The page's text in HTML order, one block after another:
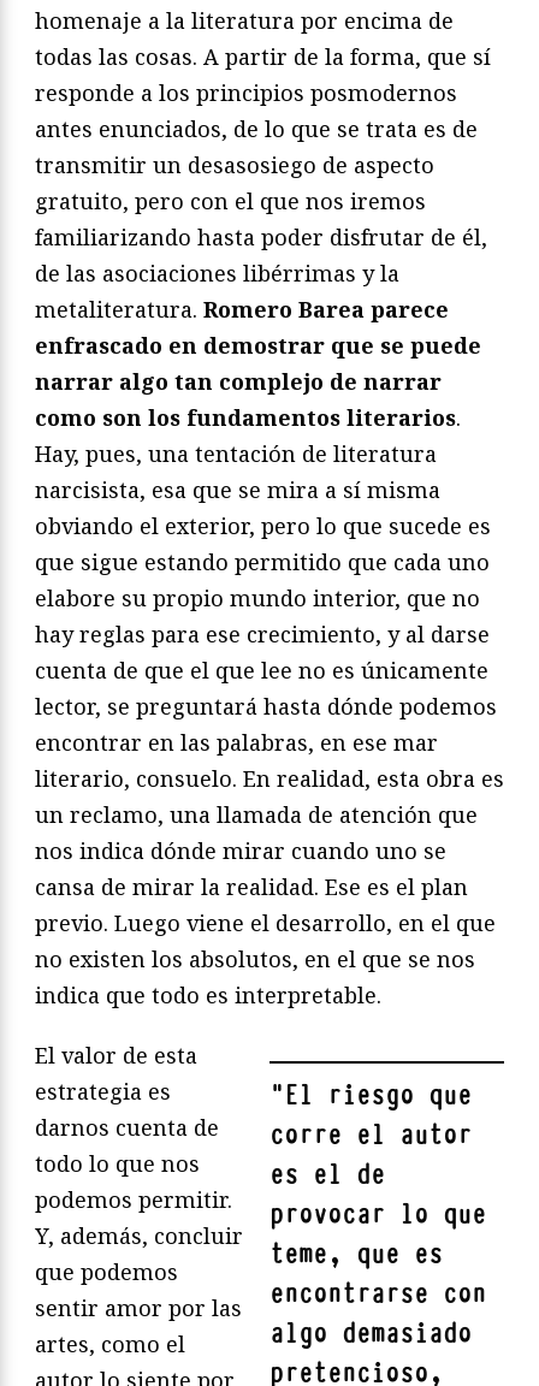
homenaje a la literatura por encima de
todas las cosas. A partir de la forma, que sí
responde a los principios posmodernos
antes enunciados, de lo que se trata es de
transmitir un desasosiego de aspecto
gratuito, pero con el que nos iremos
familiarizando hasta poder disfrutar de él,
de las asociaciones libérrimas y la
metaliteratura. Romero Barea parece
enfrascado en demostrar que se puede
narrar algo tan complejo de narrar
como son los fundamentos literarios.
Hay, pues, una tentación de literatura
narcisista, esa que se mira a sí misma
obviando el exterior, pero lo que sucede es
que sigue estando permitido que cada uno
elabore su propio mundo interior, que no
hay reglas para ese crecimiento, y al darse
cuenta de que el que lee no es únicamente
lector, se preguntará hasta dónde podemos
encontrar en las palabras, en ese mar
literario, consuelo. En realidad, esta obra es
un reclamo, una llamada de atención que
nos indica dónde mirar cuando uno se
cansa de mirar la realidad. Ese es el plan
previo. Luego viene el desarrollo, en el que
no existen los absolutos, en el que se nos
indica que todo es interpretable.
"El riesgo que
corre el autor
es el de
provocar lo que
teme, que es
encontrarse con
algo demasiado
pretencioso,
El valor de esta
estrategia es
darnos cuenta de
todo lo que nos
podemos permitir.
Y, además, concluir
que podemos
sentir amor por las
artes, como el
autor lo siente por